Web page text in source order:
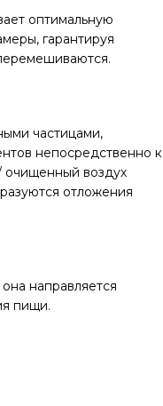
оптимальную
гарантируя
частицами,
непосредственно к
очищенный воздух
отложения
направляется
пищи.